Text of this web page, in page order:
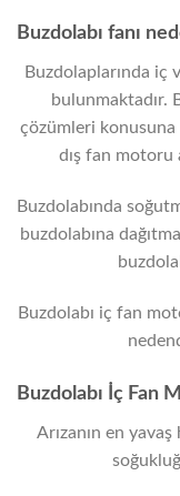
Buzdolabı fanı
Buzdolaplarında iç
bulunmaktadır.
çözümleri konusuna
dış fan motoru
Buzdolabında
buzdolabına
Buzdolabı iç fan
Buzdolabı İç Fan
Arızanın en